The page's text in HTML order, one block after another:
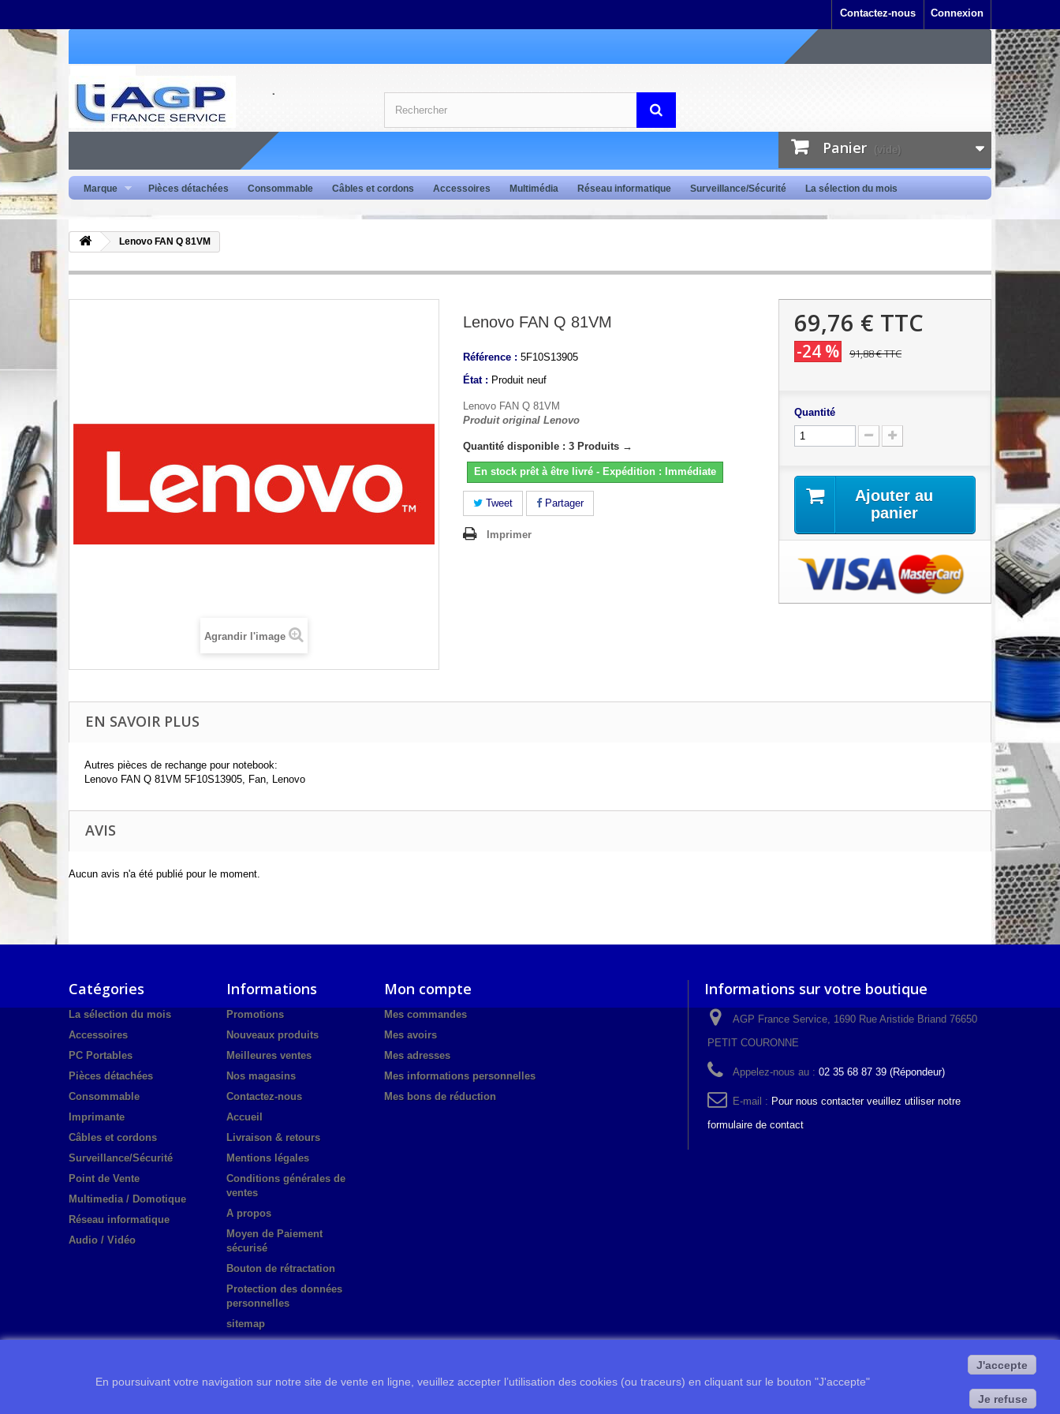
Connexion
Contactez-nous
Panier (vide)
Marque Pièces détachées Consommable Câbles et cordons Accessoires Multimédia Réseau informatique Surveillance/Sécurité La sélection du mois
Lenovo FAN Q 81VM
Agrandir l'image
Lenovo FAN Q 81VM
Référence : 5F10S13905
État : Produit neuf
Lenovo FAN Q 81VM
Produit original Lenovo
Quantité disponible : 3 Produits →
En stock prêt à être livré - Expédition : Immédiate
Tweet Partager
Imprimer
69,76 € TTC
-24 % 91,88 €TTC
Quantité
Ajouter au
panier
EN SAVOIR PLUS
Autres pièces de rechange pour notebook:
Lenovo FAN Q 81VM 5F10S13905, Fan, Lenovo
AVIS
Aucun avis n'a été publié pour le moment.
Catégories
La sélection du mois
Accessoires
PC Portables
Pièces détachées
Consommable
Imprimante
Câbles et cordons
Surveillance/Sécurité
Point de Vente
Multimedia / Domotique
Réseau informatique
Audio / Vidéo
Informations
Promotions
Nouveaux produits
Meilleures ventes
Nos magasins
Contactez-nous
Accueil
Livraison & retours
Mentions légales
Conditions générales de
ventes
A propos
Moyen de Paiement
sécurisé
Bouton de rétractation
Protection des données
personnelles
sitemap
Mon compte
Mes commandes
Mes avoirs
Mes adresses
Mes informations personnelles
Mes bons de réduction
Informations sur votre boutique
AGP France Service, 1690 Rue Aristide Briand 76650
PETIT COURONNE
Appelez-nous au : 02 35 68 87 39 (Répondeur)
E-mail : Pour nous contacter veuillez utiliser notre
formulaire de contact
En poursuivant votre navigation sur notre site de vente en ligne, veuillez accepter l’utilisation des cookies (ou traceurs) en cliquant sur le bouton "J'accepte"
J'accepte
Je refuse